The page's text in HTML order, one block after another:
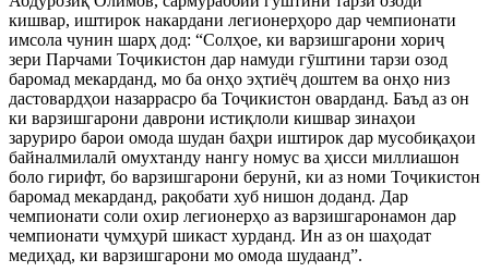
кишвар, иштирок накардани легионерҳоро дар чемпионати
имсола чунин шарҳ дод: “Солҳое, ки варзишгарони хориҷ
зери Парчами Тоҷикистон дар намуди гӯштини тарзи озод
баромад мекарданд, мо ба онҳо эҳтиёҷ доштем ва онҳо низ
дастовардҳои назаррасро ба Тоҷикистон оварданд. Баъд аз он
ки варзишгарони даврони истиқлоли кишвар зинаҳои
заруриро барои омода шудан баҳри иштирок дар мусобиқаҳои
байналмилалӣ омухтанду нангу номус ва ҳисси миллиашон
боло гирифт, бо варзишгарони берунӣ, ки аз номи Тоҷикистон
баромад мекарданд, рақобати хуб нишон доданд. Дар
чемпионати соли охир легионерҳо аз варзишгаронамон дар
чемпионати ҷумҳурӣ шикаст хурданд. Ин аз он шаҳодат
медиҳад, ки варзишгарони мо омода шудаанд”.